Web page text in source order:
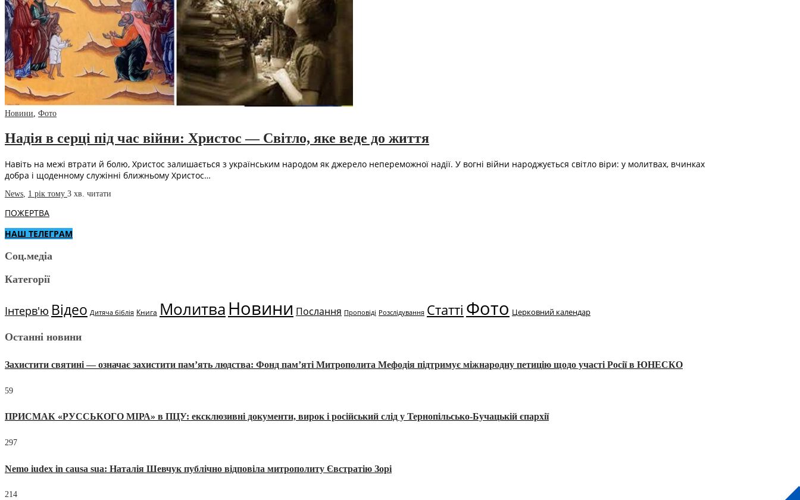
Новини, Фото
Надія в серці під час війни: Христос — Світло, яке веде до життя
Навіть на межі втрати й болю, Христос залишається з українським народом як джерело непереможної надії. У вогні війни народжується світло віри: у молитвах, вчинках
добра і щоденному служінні ближньому Христос…
News, 1 рік тому 3 хв. читати
ПОЖЕРТВА
НАШ ТЕЛЕГРАМ
Соц.медіа
Категорії
Інтерв'ю Відео Дитяча біблія Книга МолитваНовини Послання Проповіді Розслідування Статті Фото Церковний календар
Останні новини
Захистити святині — означає захистити пам’ять людства: Фонд пам’яті Митрополита Мефодія підтримує міжнародну петицію щодо участі Росії в ЮНЕСКО
59
ПРИСМАК «РУССЬКОГО МІРА» в ПЦУ: ексклюзивні документи, вирок і російський слід у Тернопільсько-Бучацькій єпархії
297
Nemo iudex in causa sua: Наталія Шевчук публічно відповіла митрополиту Євстратію Зорі
214